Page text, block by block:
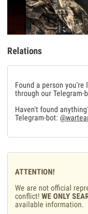
Relations
Found a person
through our Telegram-
Haven't found
Telegram-bot:
ATTENTION!
We are not official
conflict! WE ONLY
available information.